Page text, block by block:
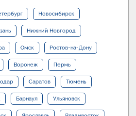
Новосибирск
Нижний Новгород
Омск Ростов-на-Дону
Воронеж Пермь
Саратов Тюмень
Барнаул Ульяновск